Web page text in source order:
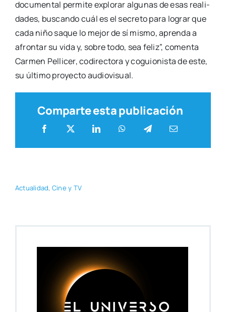
docu­men­tal per­mi­te explo­rar algu­nas de esas reali­
da­des, bus­can­do cuál es el secre­to para lograr que
cada niño saque lo mejor de sí mis­mo, apren­da a
afron­tar su vida y, sobre todo, sea feliz”, comen­ta
Car­men Pelli­cer, codi­rec­to­ra y coguio­nis­ta de este,
su últi­mo pro­yec­to audio­vi­sual.
Comparte esta publicación
Actua­li­dad, Cine y TV